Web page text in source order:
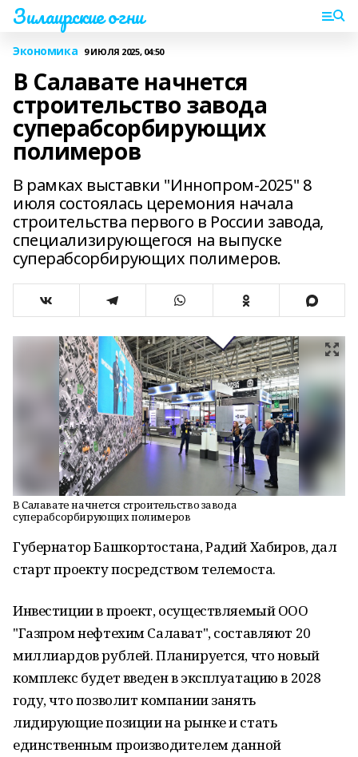
Зилаирские огни
Экономика 9 ИЮЛЯ 2025, 04:50
В Салавате начнется
строительство завода
суперабсорбирующих
полимеров
В рамках выставки "Иннопром-2025" 8
июля состоялась церемония начала
строительства первого в России завода,
специализирующегося на выпуске
суперабсорбирующих полимеров.
В Салавате начнется строительство завода
суперабсорбирующих полимеров
Губернатор Башкортостана, Радий Хабиров, дал
старт проекту посредством телемоста.
Инвестиции в проект, осуществляемый ООО
"Газпром нефтехим Салават", составляют 20
миллиардов рублей. Планируется, что новый
комплекс будет введен в эксплуатацию в 2028
году, что позволит компании занять
лидирующие позиции на рынке и стать
единственным производителем данной